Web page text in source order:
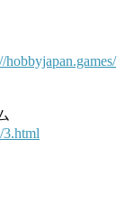
hobbyjapan.games/
3.html